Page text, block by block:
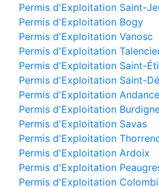
Permis d'Exploitation Saint-
Permis d'Exploitation Bogy
Permis d'Exploitation Vanosc
Permis d'Exploitation
Permis d'Exploitation Saint-
Permis d'Exploitation Saint-
Permis d'Exploitation Andance
Permis d'Exploitation
Permis d'Exploitation Savas
Permis d'Exploitation
Permis d'Exploitation Ardoix
Permis d'Exploitation
Permis d'Exploitation